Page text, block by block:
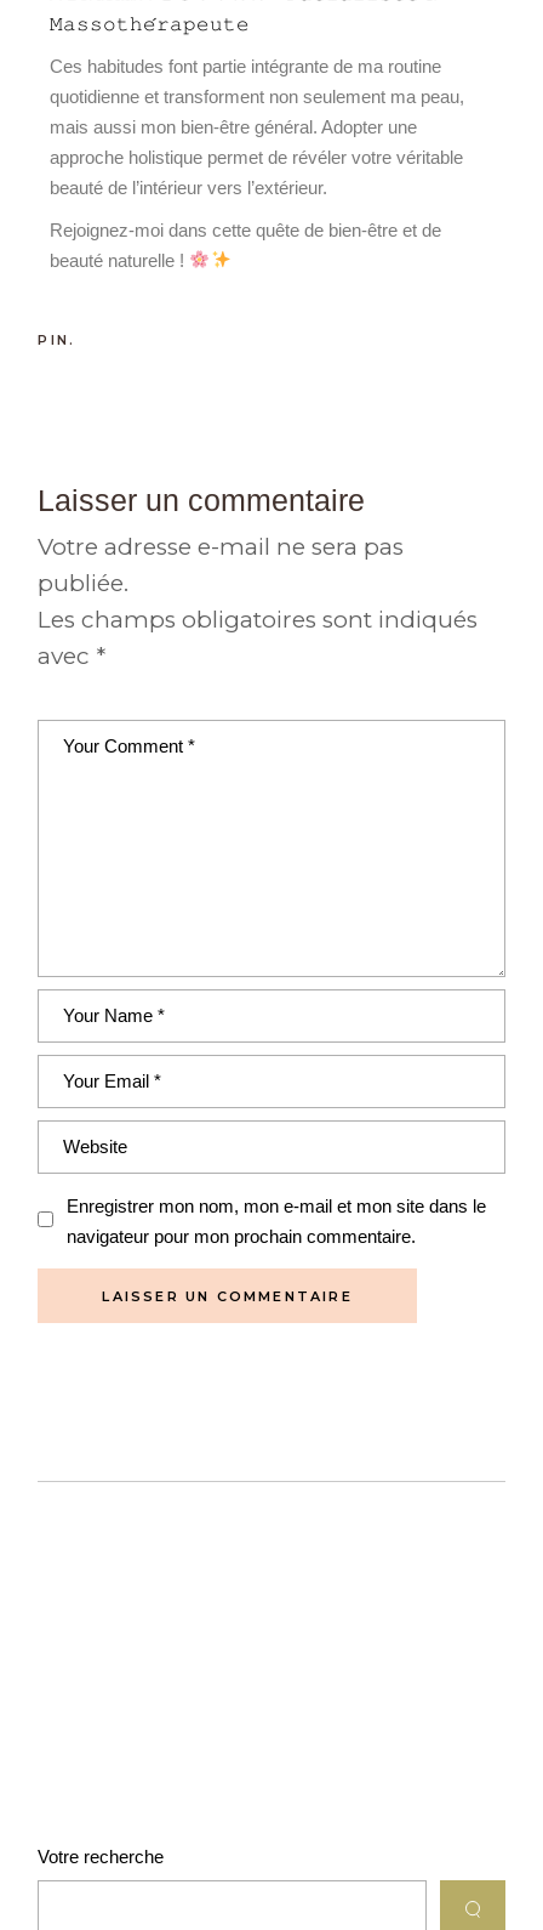
𝙼𝚊𝚜𝚜𝚘𝚝𝚑𝚎́𝚛𝚊𝚙𝚎𝚞𝚝𝚎
Ces habitudes font partie intégrante de ma routine
quotidienne et transforment non seulement ma peau,
mais aussi mon bien-être général. Adopter une
approche holistique permet de révéler votre véritable
beauté de l’intérieur vers l’extérieur.
Rejoignez-moi dans cette quête de bien-être et de
beauté naturelle !
PIN.
Laisser un commentaire
Votre adresse e-mail ne sera pas
publiée.
Les champs obligatoires sont indiqués
avec *
Enregistrer mon nom, mon e-mail et mon site dans le
navigateur pour mon prochain commentaire.
LAISSER UN COMMENTAIRE
Votre recherche